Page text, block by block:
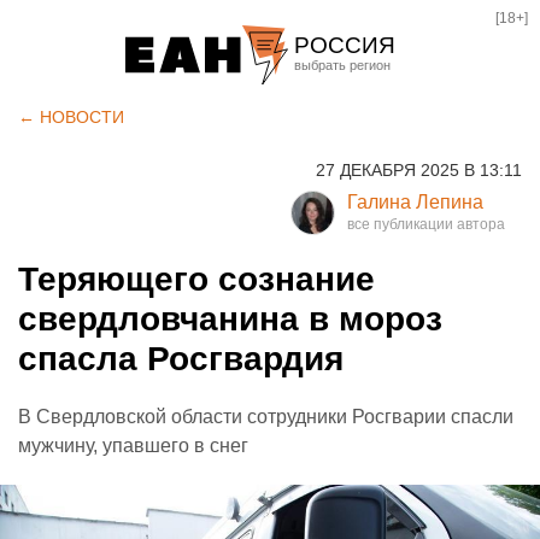
РОССИЯ
Курган
Оренбург
[18+]
← НОВОСТИ
27 ДЕКАБРЯ 2025 В 13:11
Галина Лепина
Теряющего сознание
свердловчанина в мороз
спасла Росгвардия
В Свердловской области сотрудники Росгварии спасли
мужчину, упавшего в снег